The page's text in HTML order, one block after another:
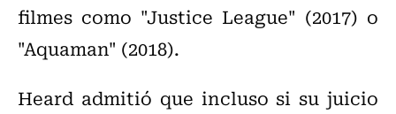
filmes como "Justice League" (2017) o
"Aquaman" (2018).
Heard admitió que incluso si su juicio